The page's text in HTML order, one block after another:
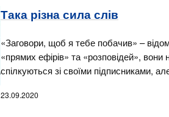
Така різна сила слів
«Заговори, щоб я тебе побачив» –
«прямих ефірів» та «розповідей»,
спілкуються зі своїми підписниками,
23.09.2020